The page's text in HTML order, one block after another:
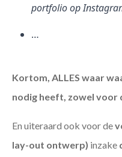
portfolio op
…
Kortom, ALLES waar
nodig heeft, zowel voor
En uiteraard ook voor de
lay-out ontwerp) inzake